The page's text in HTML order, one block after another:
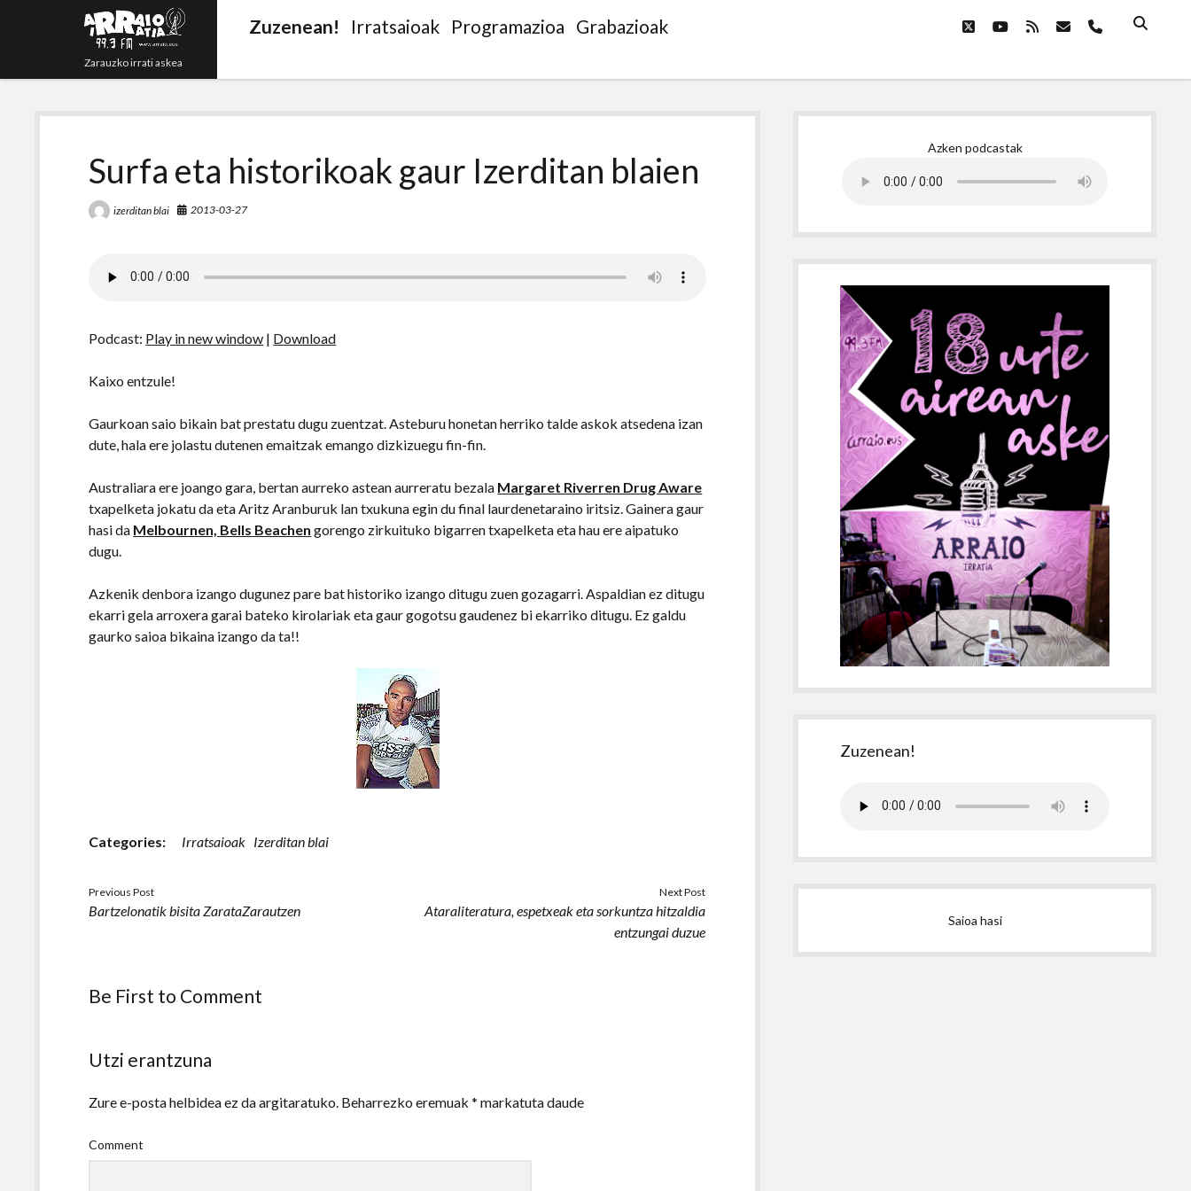
Zarauzko irrati askea
Zuzenean! Irratsaioak Programazioa Grabazioak twitteryoutube
rss emailphone
Surfa eta historikoak gaur Izerditan blaien
izerditan blai 2013-03-27
Podcast: Play in new window | Download
Kaixo entzule!
Gaurkoan saio bikain bat prestatu dugu zuentzat. Asteburu honetan herriko talde askok atsedena izan
dute, hala ere jolastu dutenen emaitzak emango dizkizuegu fin-fin.
Australiara ere joango gara, bertan aurreko astean aurreratu bezala Margaret Riverren Drug Aware
txapelketa jokatu da eta Aritz Aranburuk lan txukuna egin du final laurdenetaraino iritsiz. Gainera gaur
hasi da Melbournen, Bells Beachen gorengo zirkuituko bigarren txapelketa eta hau ere aipatuko
dugu.
Azkenik denbora izango dugunez pare bat historiko izango ditugu zuen gozagarri. Aspaldian ez ditugu
ekarri gela arroxera garai bateko kirolariak eta gaur gogotsu gaudenez bi ekarriko ditugu. Ez galdu
gaurko saioa bikaina izango da ta!!
Categories: Irratsaioak Izerditan blai
Previous Post
Bartzelonatik bisita ZarataZarautzen
Next Post
Ataraliteratura, espetxeak eta sorkuntza hitzaldia
entzungai duzue
Be First to Comment
Utzi erantzuna
Zure e-posta helbidea ez da argitaratuko. Beharrezko eremuak* markatuta daude
Comment
Azken podcastak
Zuzenean!
Saioa hasi